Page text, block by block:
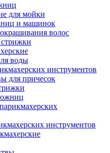
для мойки
и машинок
волос
воды
инструментов
для причесок
инструментов